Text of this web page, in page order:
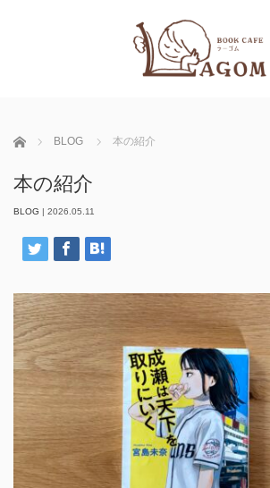
ホーム BLOG 本の紹介
本の紹介
BLOG | 2026.05.11